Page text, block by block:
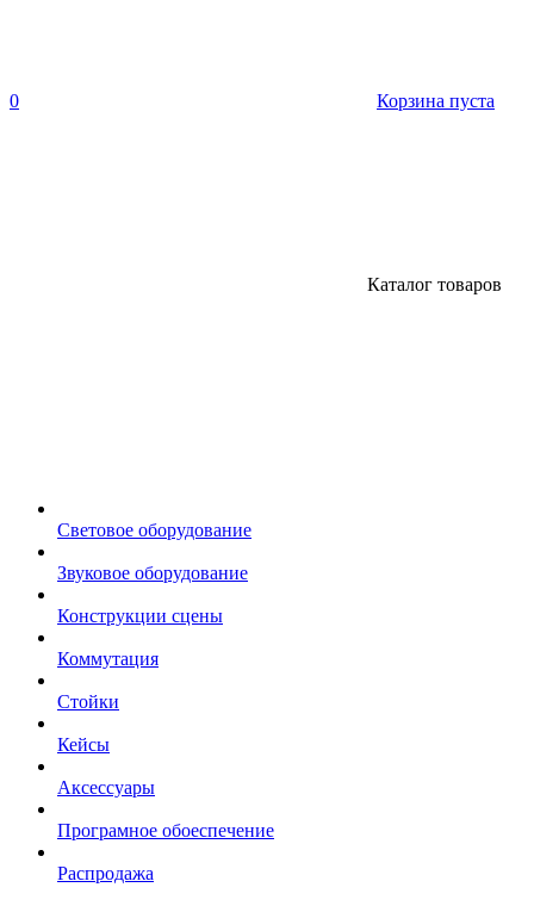
0 Корзина пуста
Каталог товаров
Световое оборудование
Звуковое оборудование
Конструкции сцены
Коммутация
Стойки
Кейсы
Аксессуары
Програмное обоеспечение
Распродажа